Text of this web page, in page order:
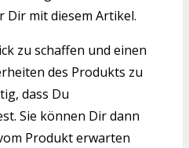
Dir mit diesem Artikel.
zu schaffen und einen
des Produkts zu
dass Du
Sie können Dir dann
Produkt erwarten